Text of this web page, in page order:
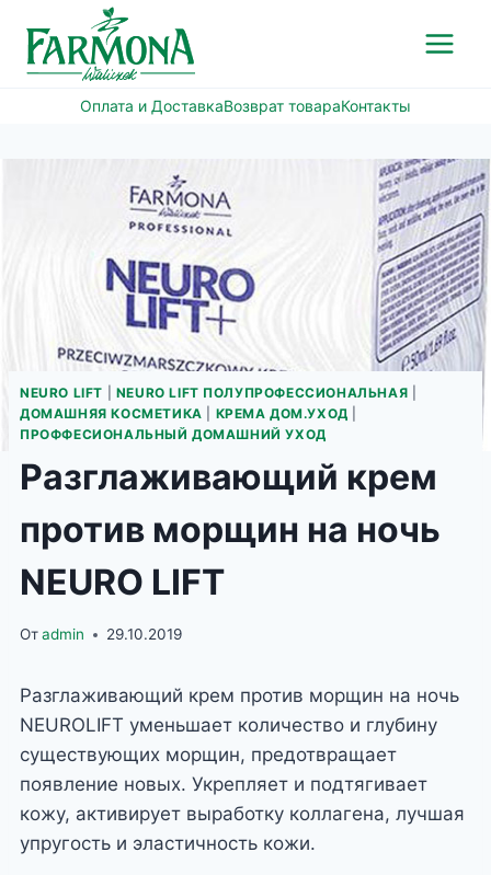
содержимому
Оплата и ДоставкаВозврат товараКонтакты
NEURO LIFT NEURO LIFT ПОЛУПРОФЕССИОНАЛЬНАЯ
ДОМАШНЯЯ КОСМЕТИКА
КРЕМА ДОМ.УХОД
ПРОФФЕСИОНАЛЬНЫЙ ДОМАШНИЙ УХОД
Разглаживающий крем
против морщин на ночь
NEURO LIFT
Отadmin 29.10.2019
Разглаживающий крем против морщин на ночь
NEUROLIFT уменьшает количество и глубину
существующих морщин, предотвращает
появление новых. Укрепляет и подтягивает
кожу, активирует выработку коллагена, лучшая
упругость и эластичность кожи.